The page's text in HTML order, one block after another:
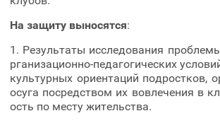
На защиту выносятся:
1. Результаты исследования
рганизационно-педагогических
культурных ориентаций подростков,
осуга посредством их вовлечения в
ость по месту жительства.